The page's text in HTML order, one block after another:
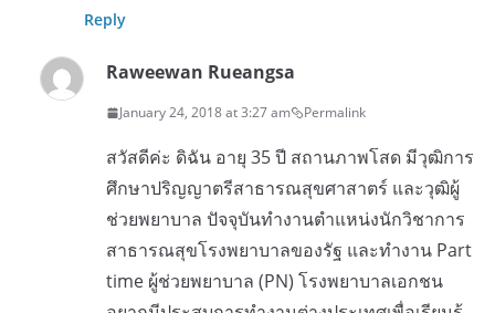
Reply
Raweewan Rueangsa
January 24, 2018 at 3:27 am Permalink
สวัสดีค่ะ ดิฉัน อายุ 35 ปี สถานภาพโสด มีวุฒิการ
ศึกษาปริญญาตรีสาธารณสุขศาสาตร์ และวุฒิผู้
ช่วยพยาบาล ปัจจุบันทำงานตำแหน่งนักวิชาการ
สาธารณสุขโรงพยาบาลของรัฐ และทำงาน Part
time ผู้ช่วยพยาบาล (PN) โรงพยาบาลเอกชน